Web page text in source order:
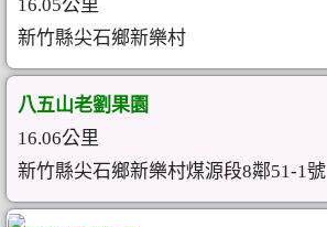
16.05公里
新竹縣尖石鄉新樂村
八五山老劉果園
16.06公里
新竹縣尖石鄉新樂村煤源段8鄰51-1號